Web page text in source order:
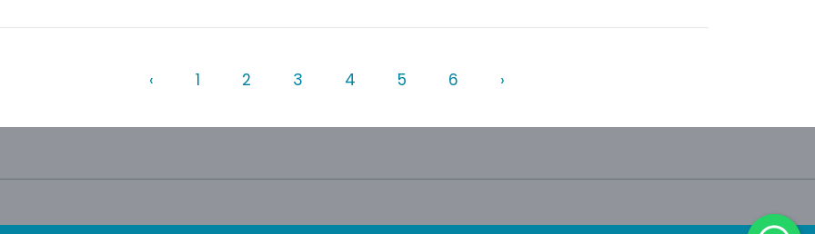
‹ 1 2 3 4 5 6 ›